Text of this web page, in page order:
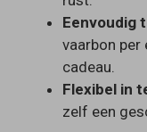
Eenvoudig
vaarbon per
cadeau.
Flexibel in
zelf een